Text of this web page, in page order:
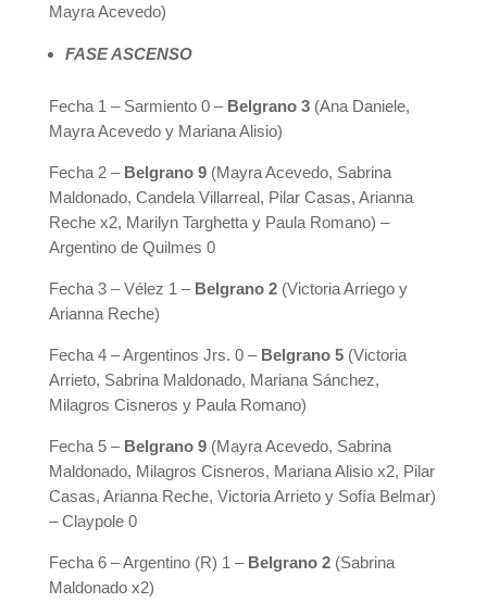
Mayra Acevedo)
FASE ASCENSO
Fecha 1 – Sarmiento 0 – Belgrano 3 (Ana Daniele,
Mayra Acevedo y Mariana Alisio)
Fecha 2 – Belgrano 9 (Mayra Acevedo, Sabrina
Maldonado, Candela Villarreal, Pilar Casas, Arianna
Reche x2, Marilyn Targhetta y Paula Romano) –
Argentino de Quilmes 0
Fecha 3 – Vélez 1 – Belgrano 2 (Victoria Arriego y
Arianna Reche)
Fecha 4 – Argentinos Jrs. 0 – Belgrano 5 (Victoria
Arrieto, Sabrina Maldonado, Mariana Sánchez,
Milagros Cisneros y Paula Romano)
Fecha 5 – Belgrano 9 (Mayra Acevedo, Sabrina
Maldonado, Milagros Cisneros, Mariana Alisio x2, Pilar
Casas, Arianna Reche, Victoria Arrieto y Sofía Belmar)
– Claypole 0
Fecha 6 – Argentino (R) 1 – Belgrano 2 (Sabrina
Maldonado x2)